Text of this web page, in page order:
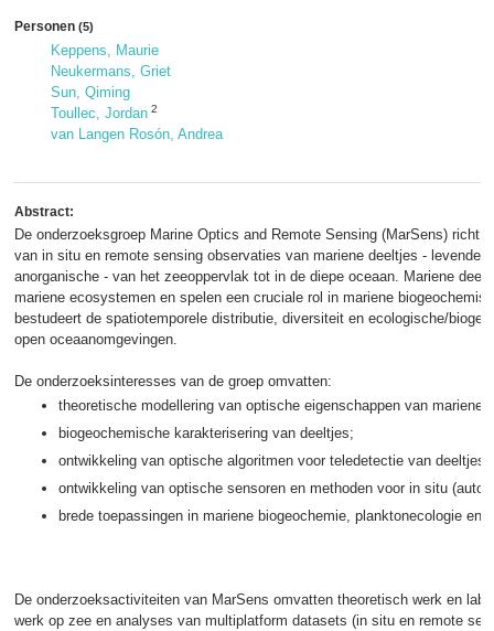
Personen (5)
Keppens, Maurie
Neukermans, Griet
Sun, Qiming
Toullec, Jordan 2
van Langen Rosón, Andrea
Abstract:
De onderzoeksgroep Marine Optics and Remote Sensing (MarSens) richt
van in situ en remote sensing observaties van mariene deeltjes - levende
anorganische - van het zeeoppervlak tot in de diepe oceaan. Mariene
mariene ecosystemen en spelen een cruciale rol in mariene
bestudeert de spatiotemporele distributie, diversiteit en ecologische/
open oceaanomgevingen.
De onderzoeksinteresses van de groep omvatten:
theoretische modellering van optische eigenschappen van mariene
biogeochemische karakterisering van deeltjes;
ontwikkeling van optische algoritmen voor teledetectie van deeltjes;
ontwikkeling van optische sensoren en methoden voor in situ
brede toepassingen in mariene biogeochemie, planktonecologie en
De onderzoeksactiviteiten van MarSens omvatten theoretisch werk en
werk op zee en analyses van multiplatform datasets (in situ en remote